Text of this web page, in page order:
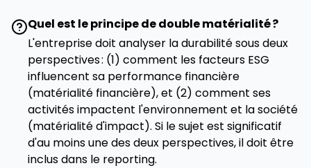
Quel est le principe de double matérialité ?
L'entreprise doit analyser la durabilité sous deux
perspectives : (1) comment les facteurs ESG
influencent sa performance financière
(matérialité financière), et (2) comment ses
activités impactent l'environnement et la société
(matérialité d'impact). Si le sujet est significatif
d'au moins une des deux perspectives, il doit être
inclus dans le reporting.